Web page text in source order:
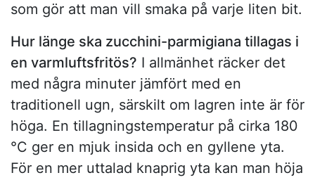
som gör att man vill smaka på varje liten bit.
Hur länge ska zucchini-parmigiana tillagas i
en varmluftsfritös? I allmänhet räcker det
med några minuter jämfört med en
traditionell ugn, särskilt om lagren inte är för
höga. En tillagningstemperatur på cirka 180
°C ger en mjuk insida och en gyllene yta.
För en mer uttalad knaprig yta kan man höja